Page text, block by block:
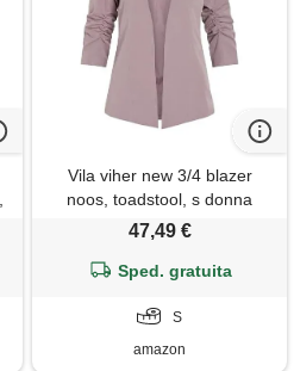
Vila viher new 3/4 blazer
noos, toadstool, s donna
47,49 €
Sped. gratuita
S
amazon